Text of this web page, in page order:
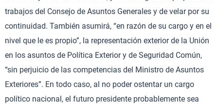
trabajos del Consejo de Asuntos Generales y de velar por su
continuidad. También asumirá, “en razón de su cargo y en el
nivel que le es propio”, la representación exterior de la Unión
en los asuntos de Política Exterior y de Seguridad Común,
“sin perjuicio de las competencias del Ministro de Asuntos
Exteriores”. En todo caso, al no poder ostentar un cargo
político nacional, el futuro presidente probablemente sea